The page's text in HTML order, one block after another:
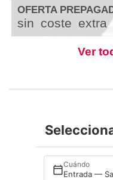
OFERTA
sin coste extra
Ver
Cuándo
Entrada —